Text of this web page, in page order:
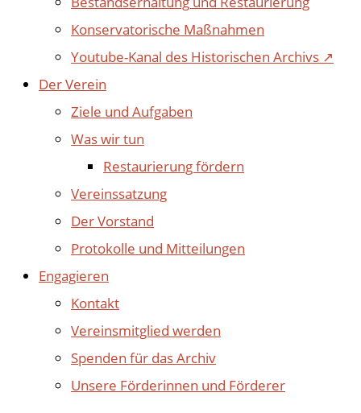
Konservatorische Maßnahmen
Youtube-Kanal des Historischen Archivs ↗
Der Verein
Ziele und Aufgaben
Was wir tun
Restaurierung fördern
Vereinssatzung
Der Vorstand
Protokolle und Mitteilungen
Engagieren
Kontakt
Vereinsmitglied werden
Spenden für das Archiv
Unsere Förderinnen und Förderer